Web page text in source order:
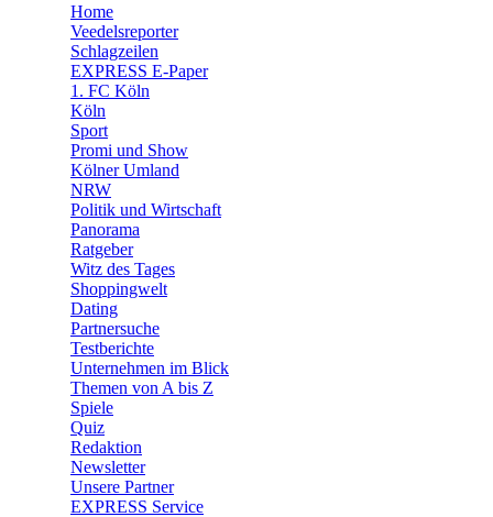
🛒 Shoppingwelt
Home
Veedelsreporter
Schlagzeilen
EXPRESS E-Paper
1. FC Köln
Köln
Sport
Promi und Show
Kölner Umland
NRW
Politik und Wirtschaft
Panorama
Ratgeber
Witz des Tages
Shoppingwelt
Dating
Partnersuche
Testberichte
Unternehmen im Blick
Themen von A bis Z
Spiele
Quiz
Redaktion
Newsletter
Unsere Partner
EXPRESS Service